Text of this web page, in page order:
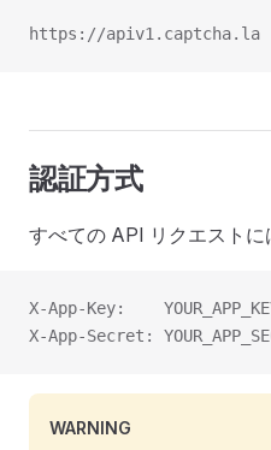
https://apiv1.captcha.la
認証方式
すべての API リクエスト
X-App-Key:
X-App-Secret:
WARNING